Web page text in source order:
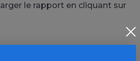
le rapport en cliquant sur